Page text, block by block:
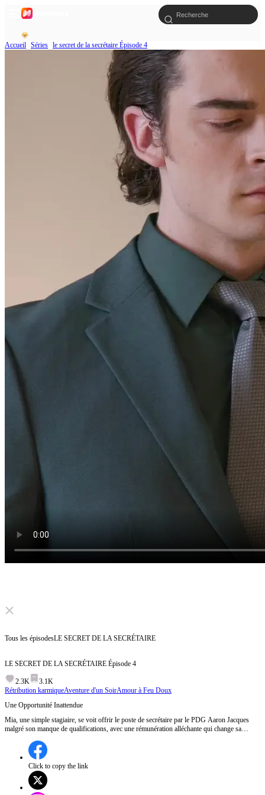
Accueil Séries le secret de la secrétaire Épisode 4
Click to unmute
Tous les épisodesLE SECRET DE LA SECRÉTAIRE
LE SECRET DE LA SECRÉTAIRE Épisode 4
2.3K
3.1K
Rétribution karmiqueAventure d'un SoirAmour à Feu Doux
Une Opportunité Inattendue
Mia, une simple stagiaire, se voit offrir le poste de secrétaire par le PDG Aaron Jacques
malgré son manque de qualifications, avec une rémunération alléchante qui change sa
l'attendent ?
Click to copy the link